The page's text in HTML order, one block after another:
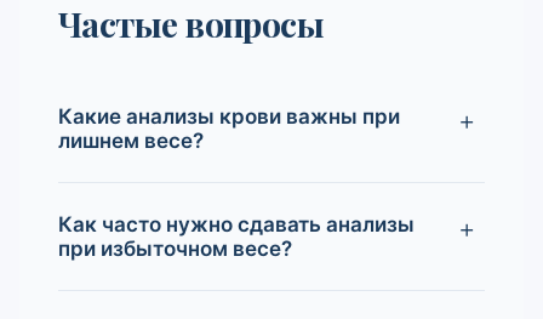
Частые вопросы
Какие анализы крови важны при
лишнем весе?
Как часто нужно сдавать анализы
при избыточном весе?